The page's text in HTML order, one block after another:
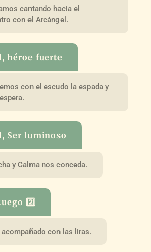
cantando hacia el
con el Arcángel.
héroe fuerte
con el escudo la espada y
Ser luminoso
y Calma nos conceda.
2️⃣
con las liras.